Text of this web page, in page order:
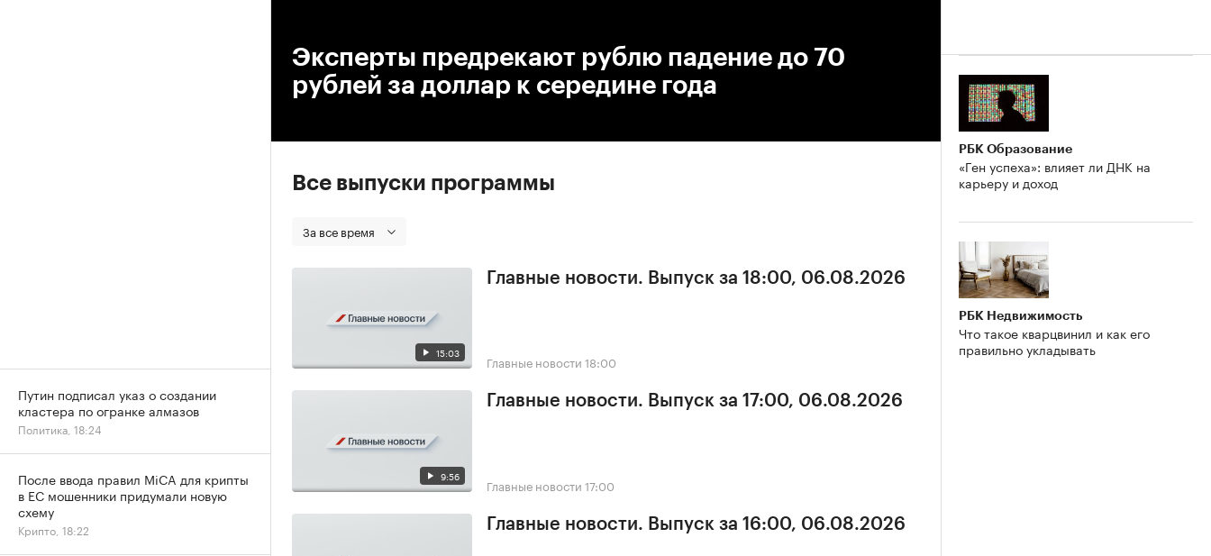
Эксперты предрекают рублю падение до 70
рублей за доллар к середине года
Все выпуски программы
За все время
15:03
Главные новости. Выпуск за 18:00, 06.08.2026
Главные новости 18:00
9:56
Главные новости. Выпуск за 17:00, 06.08.2026
Главные новости 17:00
Главные новости. Выпуск за 16:00, 06.08.2026
РБК Образование
«Ген успеха»: влияет ли ДНК на
карьеру и доход
РБК Недвижимость
Что такое кварцвинил и как его
правильно укладывать
Путин подписал указ о создании
кластера по огранке алмазов
Политика, 18:24
После ввода правил MiCA для крипты
в ЕС мошенники придумали новую
схему
Крипто, 18:22